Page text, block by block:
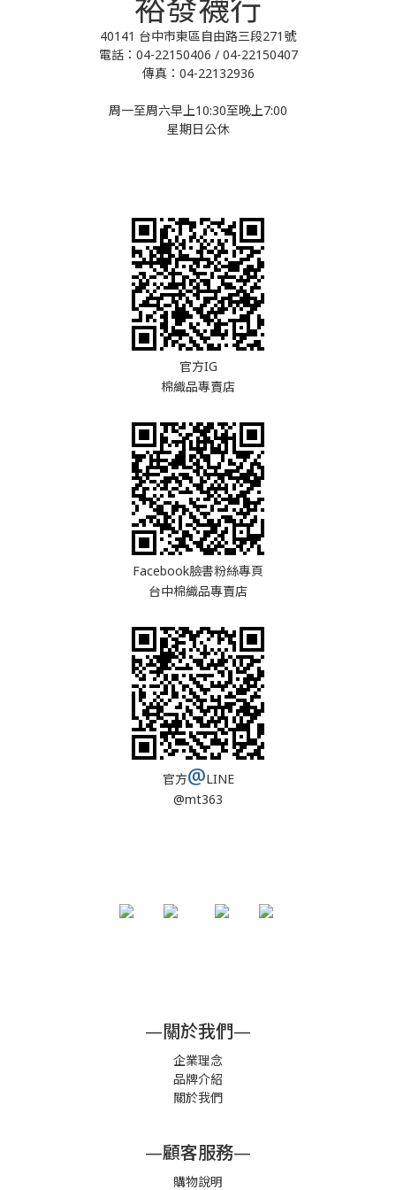
40141 台中市東區自由路三段271號
電話：04-22150406 / 04-22150407
傳真：04-22132936
周一至周六早上10:30至晚上7:00
星期日公休
官方IG
棉織品專賣店
Facebook臉書粉絲專頁
台中棉織品專賣店
官方@LINE
@mt363
—關於我們—
企業理念
品牌介紹
關於我們
—顧客服務—
購物說明